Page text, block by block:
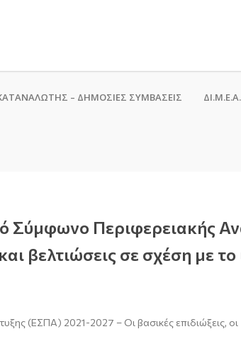
– ΔΗΜΟΣΙΕΣ ΣΥΜΒΑΣΕΙΣ ΔΙ.Μ.Ε.Α.
Σύμφωνο Περιφερειακής
βελτιώσεις σε σχέση με
(ΕΣΠΑ) 2021-2027 – Οι βασικές επιδιώξεις,